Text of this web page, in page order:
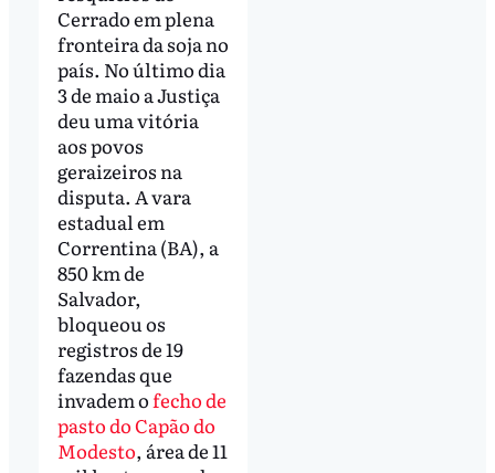
Cerrado em plena
fronteira da soja no
país. No último dia
3 de maio a Justiça
deu uma vitória
aos povos
geraizeiros na
disputa. A vara
estadual em
Correntina (BA), a
850 km de
Salvador,
bloqueou os
registros de 19
fazendas que
invadem ofecho de
pasto do Capão do
Modesto, área de 11